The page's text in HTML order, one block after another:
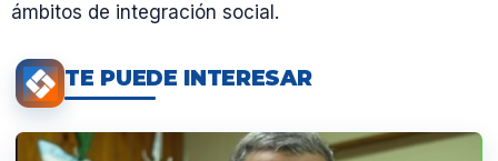
ámbitos de integración social.
TE PUEDE INTERESAR